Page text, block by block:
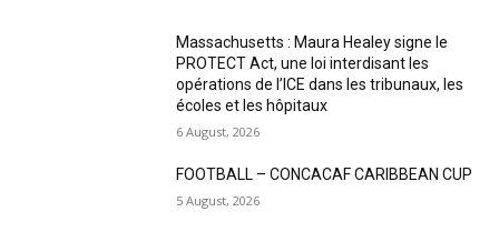
Massachusetts : Maura Healey signe le
PROTECT Act, une loi interdisant les
opérations de l’ICE dans les tribunaux, les
écoles et les hôpitaux
6 August, 2026
FOOTBALL – CONCACAF CARIBBEAN CUP
5 August, 2026